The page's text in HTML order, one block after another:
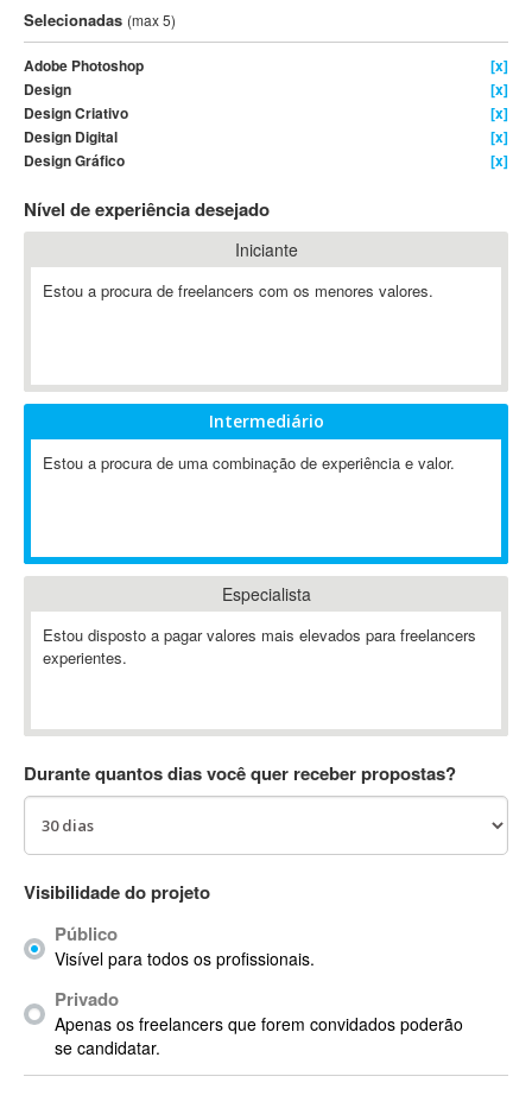
3DS Max
3GSM
4D Dimension
802.11
A&P
A-GPS
A2Billing
AAUS Scientific Diver
ABAP
ABIS
Ableton
Ableton Live
Abstract Window Toolkit (AWT)
AC Drives
AC3
ACID Pro
ACPI
ACT
Actian
Actimize
ActionScript
ActionScript 3
Selecionadas (max 5)
Adobe Photoshop
[x]
Design
[x]
Design Criativo
[x]
Design Digital
[x]
Design Gráfico
[x]
Nível de experiência desejado
Iniciante
Estou a procura de freelancers com os menores valores.
Intermediário
Estou a procura de uma combinação de experiência e valor.
Especialista
Estou disposto a pagar valores mais elevados para freelancers
experientes.
Durante quantos dias você quer receber propostas?
Visibilidade do projeto
Público
Visível para todos os profissionais.
Privado
Apenas os freelancers que forem convidados poderão
se candidatar.